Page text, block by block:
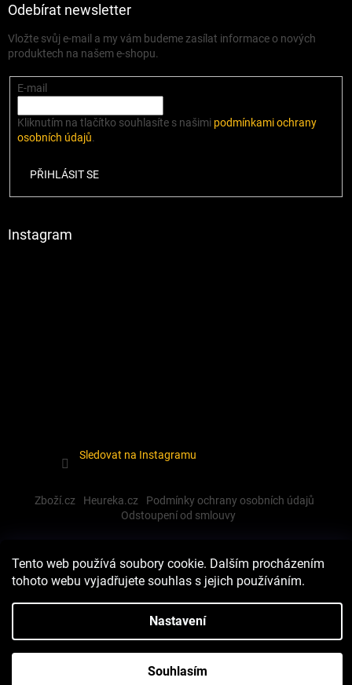
Tento web používá soubory cookie. Dalším procházením
tohoto webu vyjadřujete souhlas s jejich používáním.
Nastavení
Souhlasím
Odebírat newsletter
Vložte svůj e-mail a my vám budeme zasílat informace o nových
produktech na našem e-shopu.
E-mail
Kliknutím na tlačítko souhlasíte s našimi podmínkami ochrany
osobních údajů.
PŘIHLÁSIT SE
Instagram
Sledovat na Instagramu
Zboží.cz Heureka.cz
Podmínky ochrany osobních údajů
Odstoupení od smlouvy
Copyright 2026Dewalt-morava. Všechna práva vyhrazena.
Upravit nastavení cookies